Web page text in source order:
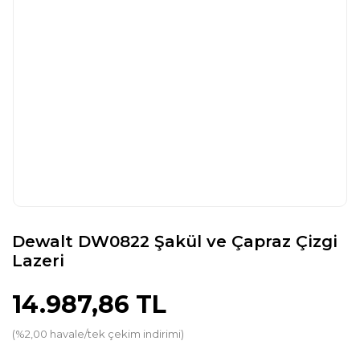
Dewalt DW0822 Şakül ve Çapraz Çizgi
Lazeri
14.987,86 TL
(%2,00 havale/tek çekim indirimi)